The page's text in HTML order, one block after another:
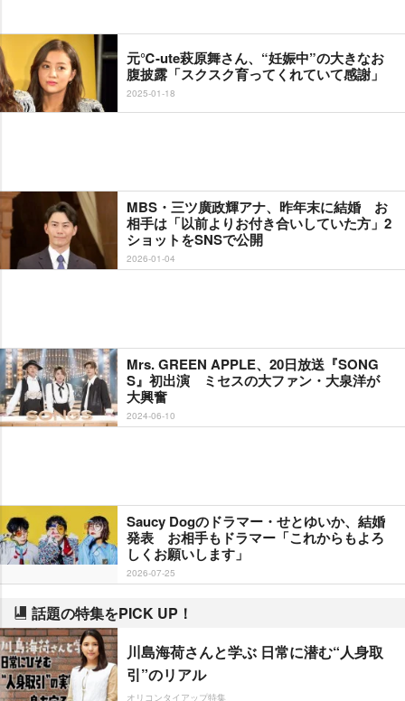
元℃-ute萩原舞さん、“妊娠中”の大きなお
腹披露「スクスク育ってくれていて感謝」
2025-01-18
MBS・三ツ廣政輝アナ、昨年末に結婚 お
相手は「以前よりお付き合いしていた方」2
ショットをSNSで公開
2026-01-04
Mrs. GREEN APPLE、20日放送『SONG
S』初出演 ミセスの大ファン・大泉洋が
大興奮
2024-06-10
Saucy Dogのドラマー・せとゆいか、結婚
発表 お相手もドラマー「これからもよろ
しくお願いします」
2026-07-25
話題の特集をPICK UP！
川島海荷さんと学ぶ 日常に潜む“人身取
引”のリアル
オリコンタイアップ特集